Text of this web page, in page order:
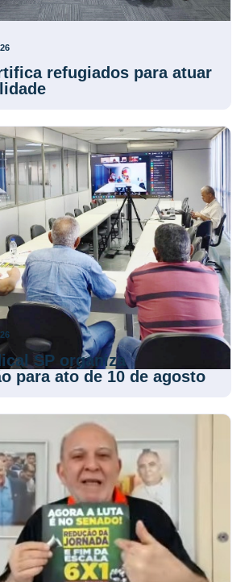
refugiados para atuar
SP organiza
para ato de 10 de agosto